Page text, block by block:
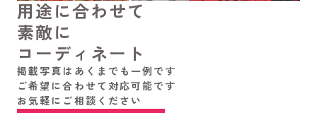
用途に合わせて
素敵に
コーディネート
掲載写真はあくまでも一例です
ご希望に合わせて対応可能です
お気軽にご相談ください